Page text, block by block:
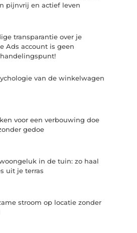
pijnvrij en actief leven
transparantie over je
Ads account is geen
van de winkelwagen
voor een verbouwing doe
gedoe
in de tuin: zo haal
uit je terras
stroom op locatie zonder